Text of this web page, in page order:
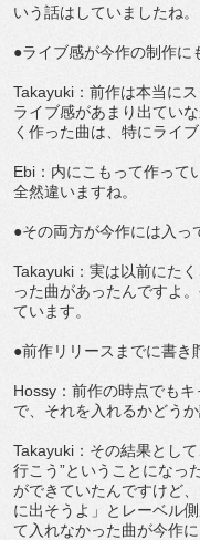
いう話はしていましたね。
●ライブ感が今作の制作に
Takayuki：前作は本当に
ライブ感があまり出てい
く作った曲は、特にライ
Ebi：内にこもって作って
全然違いますね。
●その両方が今作には入っ
Takayuki：実は以前にた
った曲があったんですよ
ています。
●前作リリースまでに書き
Hossy：前作の時点でも
で、それを入れるかどうか
Takayuki：その結果とし
行こう”ということになっ
ができていたんですけど
に出そうよ」とレーベル
て入れなかった曲が今作